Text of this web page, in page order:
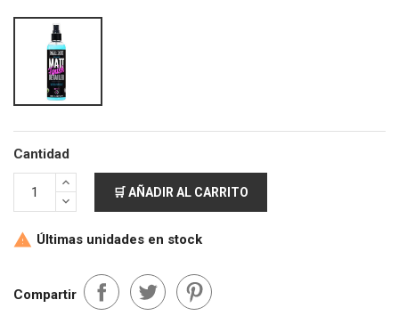
Cantidad
🛒 AÑADIR AL CARRITO
 Últimas unidades en stock
Compartir